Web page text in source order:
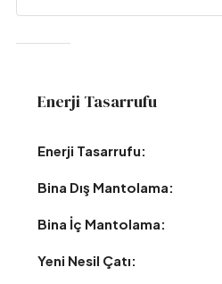
Enerji Tasarrufu
Enerji Tasarrufu:
Bina Dış Mantolama:
Bina İç Mantolama:
Yeni Nesil Çatı: